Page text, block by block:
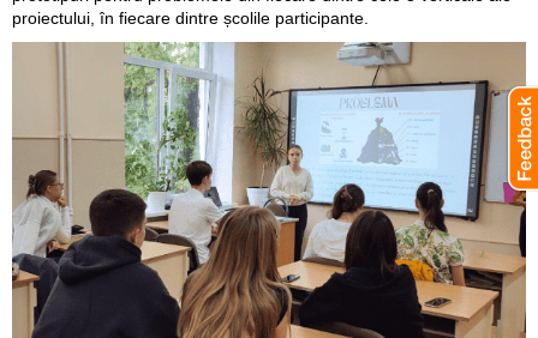
proiectului, în fiecare dintre școlile participante.